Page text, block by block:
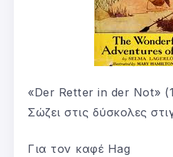
«Der Retter in der Not»
Σώζει στις δύσκολες
Για τον καφέ Hag